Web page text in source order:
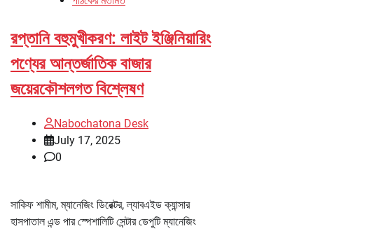
রপ্তানি বহুমুখীকরণ: লাইট ইঞ্জিনিয়ারিং
পণ্যের আন্তর্জাতিক বাজার
জয়েরকৌশলগত বিশ্লেষণ
Nabochatona Desk
July 17, 2025
0
সাকিফ শামীম, ম্যানেজিং ডিরেক্টর, ল্যাবএইড ক্যান্সার
হাসপাতাল এন্ড পার স্পেশালিটি সেন্টার ডেপুটি ম্যানেজিং